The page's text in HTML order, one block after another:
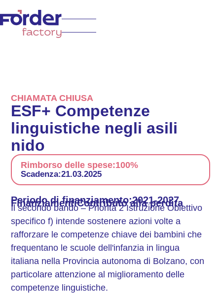
CHIAMATA CHIUSA
ESF+ Competenze
linguistiche negli asili
nido
Rimborso delle spese:100%
Scadenza:21.03.2025
Periodo di finanziamento:2021-2027
FinanziamentiContributo alla perdita
Il secondo bando – Priorità 2 Istruzione Obiettivo
specifico f) intende sostenere azioni volte a
rafforzare le competenze chiave dei bambini che
frequentano le scuole dell'infanzia in lingua
italiana nella Provincia autonoma di Bolzano, con
particolare attenzione al miglioramento delle
competenze linguistiche.